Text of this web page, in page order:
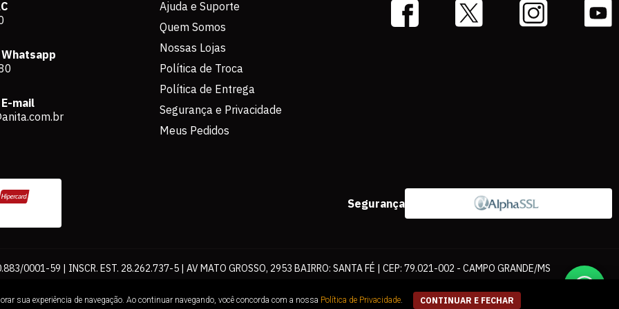
mail
Ajuda e Suporte
Quem Somos
Nossas Lojas
Política de Troca
Política de Entrega
Segurança e Privacidade
Meus Pedidos
Segurança
0001-59 | INSCR. EST. 28.262.737-5 | AV MATO GROSSO, 2953 BAIRRO: SANTA FÉ | CEP: 79.021-002 - CAMPO GRANDE/MS
Loja. É proibida a utilização total ou parcial sem nossa autorização.
sua experiência de navegação. Ao continuar navegando, você concorda com a nossa Política de Privacidade CONTINUAR E FECHAR